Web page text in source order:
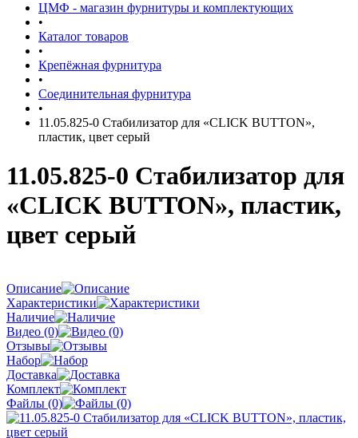
ЦМФ - магазин фурнитуры и комплектующих
•
Каталог товаров
•
Крепёжная фурнитура
•
Соединительная фурнитура
•
11.05.825-0 Стабилизатор для «CLICK BUTTON»,
пластик, цвет серый
11.05.825-0 Стабилизатор для
«CLICK BUTTON», пластик,
цвет серый
Описание
Характеристики
Наличие
Видео (0)
Отзывы
Набор
Доставка
Комплект
Файлы (0)